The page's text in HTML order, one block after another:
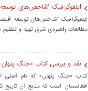
اینفوگرافیک "شاخص‌های
اینفوگرافیک "شاخص‌های توسعه
مطالعات راهبردی شرق تهیه و
نقد و بررسی کتاب «جنگ
کتاب «جنگ پنهان» که نام اصلی
افغانستان است که منابع آن